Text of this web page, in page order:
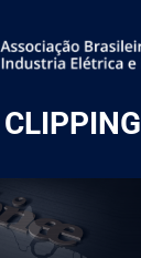
CLIPPING